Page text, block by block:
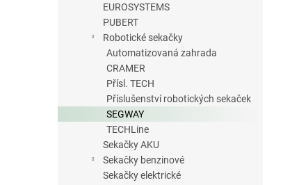
EUROSYSTEMS
PUBERT
Robotické sekačky
Automatizovaná zahrada
CRAMER
Přísl. TECH
Příslušenství robotických sekaček
SEGWAY
TECHLine
Sekačky AKU
Sekačky benzinové
Sekačky elektrické